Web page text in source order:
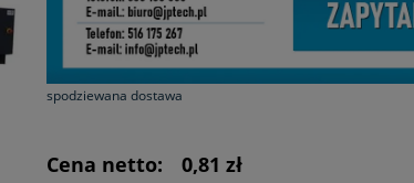
spodziewana dostawa
Cena netto: 0,81 zł